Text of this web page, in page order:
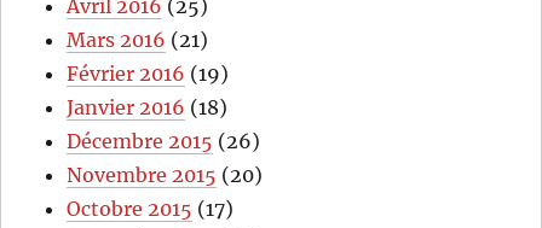
Avril 2016 (25)
Mars 2016 (21)
Février 2016 (19)
Janvier 2016 (18)
Décembre 2015 (26)
Novembre 2015 (20)
Octobre 2015 (17)